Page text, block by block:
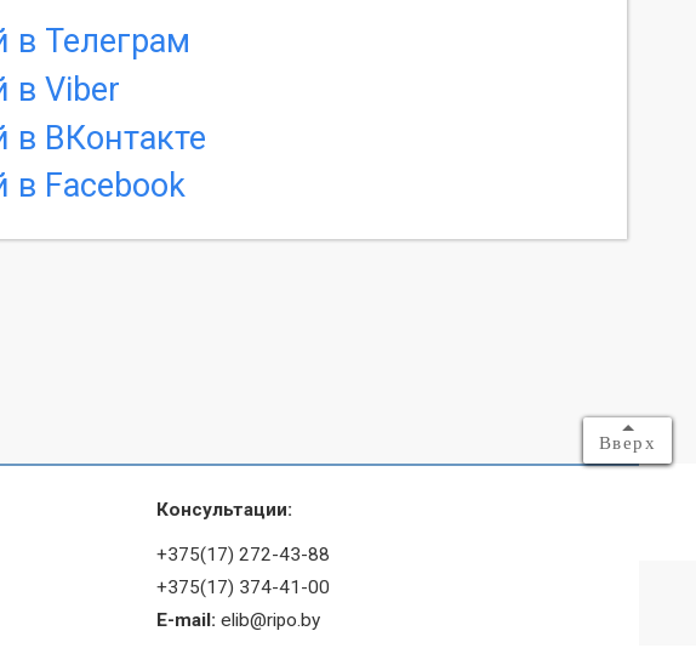
Вверх
Консультации:
+375(17) 272-43-88
+375(17) 374-41-00
E-mail: elib@ripo.by